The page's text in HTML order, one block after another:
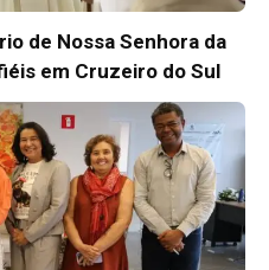
de Nossa Senhora da
em Cruzeiro do Sul